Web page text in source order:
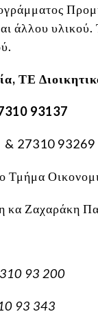
άλλου
ΤΕ
93137
& 27310 93269
Τμήμα
κα Ζαχαράκη
93 200
93 343